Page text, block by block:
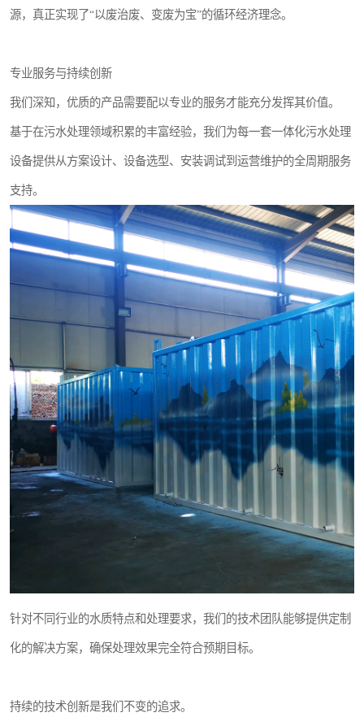
源，真正实现了“以废治废、变废为宝”的循环经济理念。
专业服务与持续创新
我们深知，优质的产品需要配以专业的服务才能充分发挥其价值。
基于在污水处理领域积累的丰富经验，我们为每一套一体化污水处理
设备提供从方案设计、设备选型、安装调试到运营维护的全周期服务
支持。
针对不同行业的水质特点和处理要求，我们的技术团队能够提供定制
化的解决方案，确保处理效果完全符合预期目标。
持续的技术创新是我们不变的追求。